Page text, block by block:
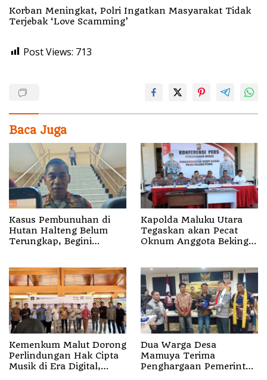
Korban Meningkat, Polri Ingatkan Masyarakat Tidak
Terjebak ‘Love Scamming’
Post Views: 713
Baca Juga
Kasus Pembunuhan di
Hutan Halteng Belum
Terungkap, Begini
Kapolda Maluku Utara
Tegaskan akan Pecat
Oknum Anggota Bekingi
Kemenkum Malut Dorong
Perlindungan Hak Cipta
Musik di Era Digital,
Dua Warga Desa
Mamuya Terima
Penghargaan Pemerintah